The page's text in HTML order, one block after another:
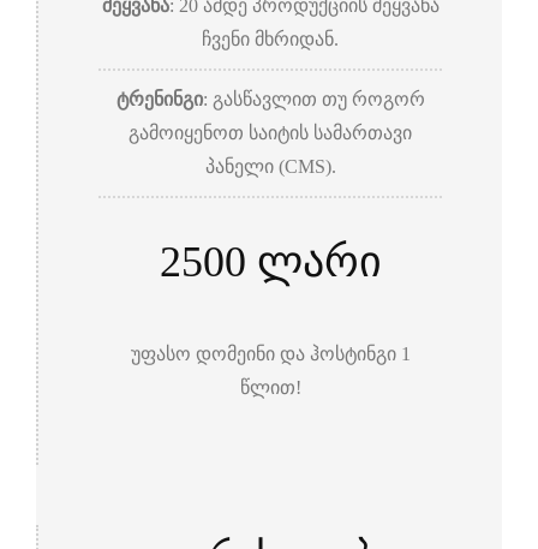
შეყვანა: 20 ამდე პროდუქციის შეყვანა
ჩვენი მხრიდან.
ტრენინგი: გასწავლით თუ როგორ
გამოიყენოთ საიტის სამართავი
პანელი (CMS).
2500 ლარი
უფასო დომეინი და ჰოსტინგი 1
წლით!